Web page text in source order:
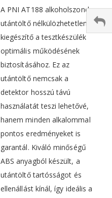
A PNI AT188 alkoholszonda
utántöltő nélkülözhetetlen
kiegészítő a tesztkészülék
optimális működésének
biztosításához. Ez az
utántöltő nemcsak a
detektor hosszú távú
használatát teszi lehetővé,
hanem minden alkalommal
pontos eredményeket is
garantál. Kiváló minőségű
ABS anyagból készült, a
utántöltő tartósságot és
ellenállást kínál, így ideális a